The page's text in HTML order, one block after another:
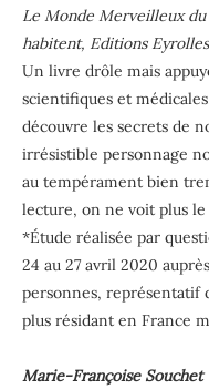
Le Monde Merveilleux
habitent, Editions
Un livre drôle mais
scientifiques et
découvre les secrets de
irrésistible personnage
au tempérament bien
lecture, on ne voit plus le
*Étude réalisée par
24 au 27 avril 2020
personnes, représentatif
plus résidant en France
Marie-Françoise Souchet